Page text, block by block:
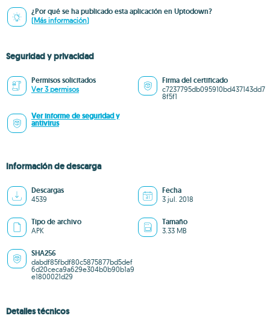
¿Por qué se ha publicado esta aplicación en Uptodown?
(Más información)
Seguridad y privacidad
Permisos solicitados
Ver 3 permisos
Firma del certificado
c7237795db095910bd437143dd7
8f5f1
Ver informe de seguridad y
antivirus
Información de descarga
Descargas
4539
Fecha
3 jul. 2018
Tipo de archivo
APK
Tamaño
3.33 MB
SHA256
dabdf85fbdf80c5875877bd5def
6d20ceca9a629e304b0b90b1a9
e1800021d29
Detalles técnicos